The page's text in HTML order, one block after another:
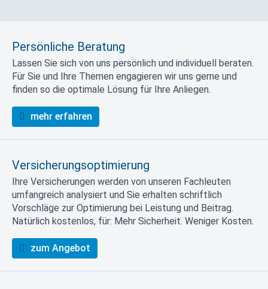
Persönliche Beratung
Lassen Sie sich von uns persönlich und individuell beraten.
Für Sie und Ihre Themen engagieren wir uns gerne und
finden so die optimale Lösung für Ihre Anliegen.
mehr erfahren
Versicherungsoptimierung
Ihre Versicherungen werden von unseren Fachleuten
umfangreich analysiert und Sie erhalten schriftlich
Vorschläge zur Optimierung bei Leistung und Beitrag.
Natürlich kostenlos, für: Mehr Sicherheit. Weniger Kosten.
zum Angebot